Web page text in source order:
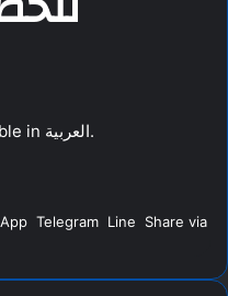
in العربية.
Telegram Line
Share via